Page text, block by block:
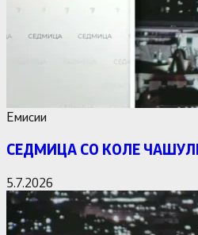
Емисии
СЕДМИЦА СО КОЛЕ
5.7.2026